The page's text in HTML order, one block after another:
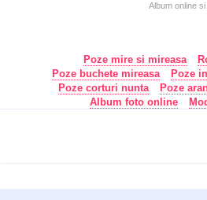
Album online
Poze mire si mireasa
Poze buchete mireasa
Poze
Poze corturi nunta
Poze
Album foto online